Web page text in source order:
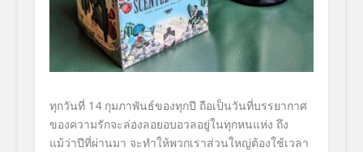
ทุกวันที่ 14 กุมภาพันธ์ของทุกปี ถือเป็นวันที่บรรยากาศ
ของความรักจะล่องลอยอบอวลอยู่ในทุกหนแห่ง ถึง
แม้ว่าปีที่ผ่านมา จะทำให้พวกเราส่วนใหญ่ต้องใช้เวลา